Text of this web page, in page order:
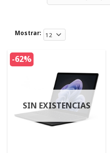
Mostrar:
-62%
SIN EXISTENCIAS